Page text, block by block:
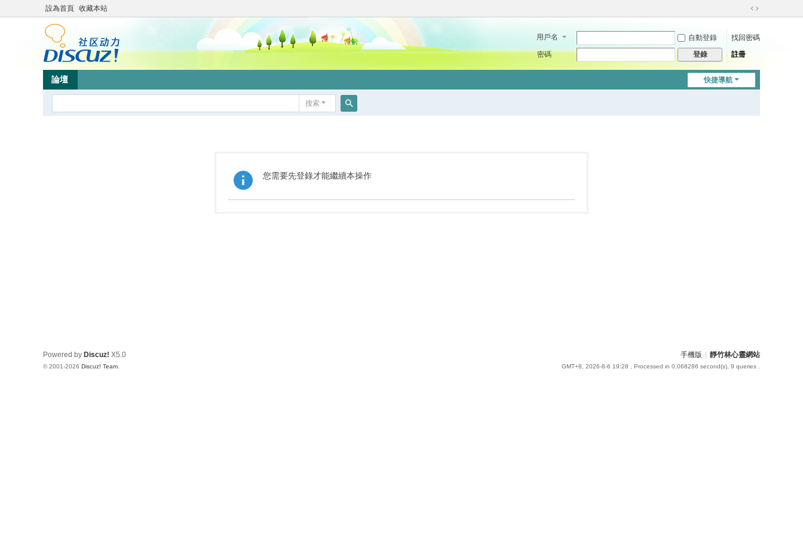
設為首頁 收藏本站
切
到
用戶名 自動登錄
找回密碼
密碼
登錄 註冊
快捷導航
論壇
搜索
您需要先登錄才能繼續本操作
手機版 靜竹林心靈網站
GMT+8, 2026-8-6 19:28 , Processed in 0.068286 second(s), 9 queries .
Powered by Discuz! X5.0
© 2001-2026 Discuz! Team